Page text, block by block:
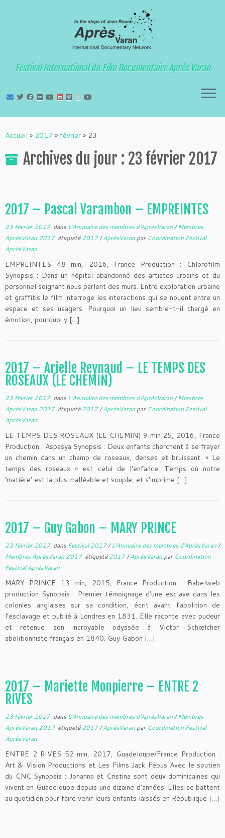
au
Festival International du Film Documentaire Après Varan
Accueil » 2017 » février » 23
Archives du jour : 23 février 2017
2017 – Pascal Varambon – EMPREINTES
23 février 2017dans L'Annuaire des membres d'AprèsVaran/Membres
AprèsVaran 2017 étiqueté2017/AprèsVaran par Coordination Festival
AprèsVaran
EMPREINTES 48 min, 2016, France Production : Chlorofilm
Synopsis : Dans un hôpital abandonné des artistes urbains et du
personnel soignant nous parlent des murs. Entre exploration urbaine
et graffitis le film interroge les interactions qui se nouent entre un
espace et ses usagers. Pourquoi un lieu semble-t-il chargé en
émotion, pourquoi y […]
2017 – Arielle Reynaud – LE TEMPS DES
ROSEAUX (LE CHEMIN)
23 février 2017dans L'Annuaire des membres d'AprèsVaran/Membres
AprèsVaran 2017 étiqueté2017/AprèsVaran par Coordination Festival
AprèsVaran
LE TEMPS DES ROSEAUX (LE CHEMIN) 9 min 25, 2016, France
Production : Aspasya Synopsis : Deux enfants cherchent à se frayer
un chemin dans un champ de roseaux, denses et bruissant. « Le
temps des roseaux » est celui de l’enfance. Temps où notre
‘matière’ est la plus malléable et souple, et s’imprime […]
2017 – Guy Gabon – MARY PRINCE
23 février 2017dans Festival 2017/L'Annuaire des membres d'AprèsVaran/
Membres AprèsVaran 2017 étiqueté2017/AprèsVaran par Coordination
Festival AprèsVaran
MARY PRINCE 13 min, 2015, France Production : Babelweb
production Synopsis : Premier témoignage d’une esclave dans les
colonies anglaises sur sa condition, écrit avant l’abolition de
l’esclavage et publié à Londres en 1831. Elle raconte avec pudeur
et retenue son incroyable odyssée à Victor Schœlcher
abolitionniste français en 1840. Guy Gabon […]
2017 – Mariette Monpierre – ENTRE 2
RIVES
23 février 2017dans L'Annuaire des membres d'AprèsVaran/Membres
AprèsVaran 2017 étiqueté2017/AprèsVaran par Coordination Festival
AprèsVaran
ENTRE 2 RIVES 52 min, 2017, Guadeloupe/France Production :
Art & Vision Productions et Les Films Jack Fébus Avec le soutien
du CNC Synopsis : Johanna et Cristina sont deux dominicaines qui
vivent en Guadeloupe depuis une dizaine d’années. Elles se battent
au quotidien pour faire venir leurs enfants laissés en République […]